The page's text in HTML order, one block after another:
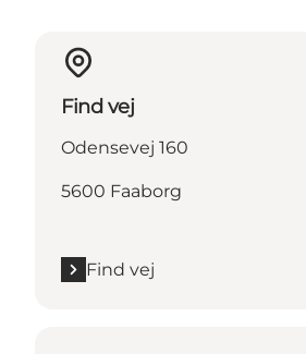
Find vej
Odensevej 160
5600 Faaborg
Find vej